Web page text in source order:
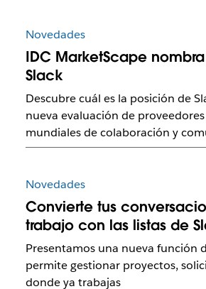
Novedades
IDC MarketScape
Slack
Descubre cuál es la posición de
nueva evaluación de
mundiales de colaboración y
Novedades
Convierte tus
trabajo con las listas de
Presentamos una nueva función
permite gestionar proyectos,
donde ya trabajas